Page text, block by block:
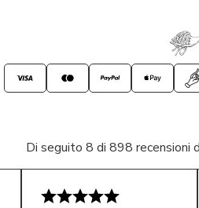
Di seguito 8 di 898 recensioni